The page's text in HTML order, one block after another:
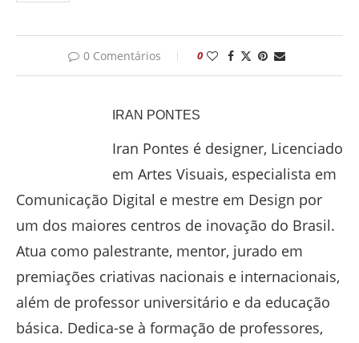
0 Comentários 0
IRAN PONTES
Iran Pontes é designer, Licenciado
em Artes Visuais, especialista em
Comunicação Digital e mestre em Design por
um dos maiores centros de inovação do Brasil.
Atua como palestrante, mentor, jurado em
premiações criativas nacionais e internacionais,
além de professor universitário e da educação
básica. Dedica-se à formação de professores,